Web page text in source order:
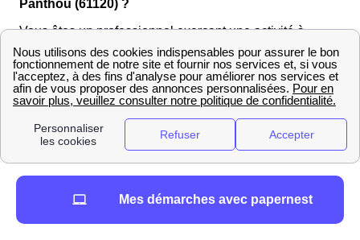
Panthou (61120) ?
Vous êtes un professionnel exerçant une activité à
Aubry-Le-Panthou (61 120) ? EDF propose différentes
offres d’électricité pour les entreprises en fonction de
votre profil. Pour obtenir un devis personnalisé,
contactez le service client EDF de l'Orne dédié aux
professionnels au
3022 (du lundi au vendredi de 8h00
à 17h30).
pourraient vous intéresser !Mes démarches avec papernest